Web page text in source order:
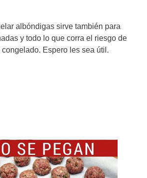
albóndigas sirve también para
y todo lo que corra el riesgo de
congelado. Espero les sea útil.